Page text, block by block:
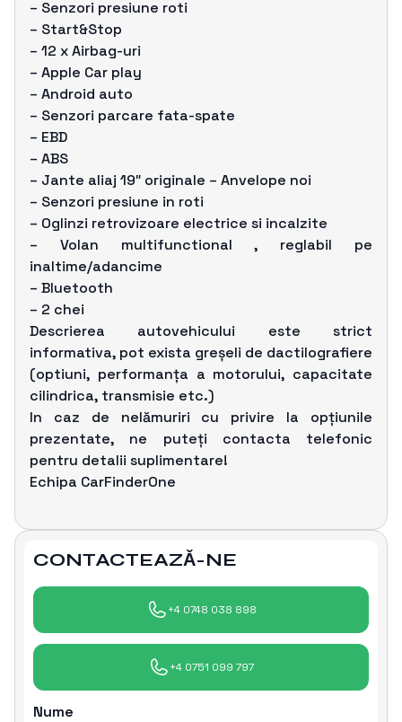
– Senzori presiune roti
– Start&Stop
– 12 x Airbag-uri
– Apple Car play
– Android auto
– Senzori parcare fata-spate
– EBD
– ABS
– Jante aliaj 19″ originale – Anvelope noi
– Senzori presiune in roti
– Oglinzi retrovizoare electrice si incalzite
– Volan multifunctional , reglabil pe
inaltime/adancime
– Bluetooth
– 2 chei
Descrierea autovehicului este strict
informativa, pot exista greșeli de dactilografiere
(optiuni, performanța a motorului, capacitate
cilindrica, transmisie etc.)
In caz de nelămuriri cu privire la opțiunile
prezentate, ne puteți contacta telefonic
pentru detalii suplimentare!
Echipa CarFinderOne
CONTACTEAZǍ-NE
+4 0748 038 898
+4 0751 099 797
Nume